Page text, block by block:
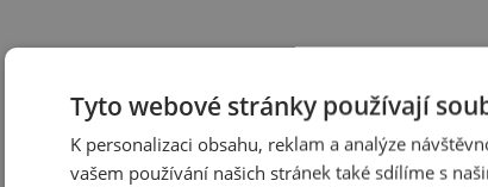
Tyto webové stránky používají
K personalizaci obsahu, reklam a analýze
vašem používání našich stránek také sdílíme s